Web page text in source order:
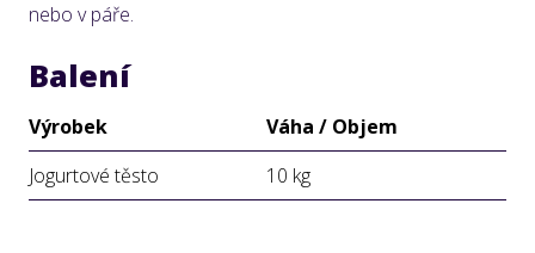
nebo v páře.
Balení
Výrobek
Váha / Objem
Jogurtové těsto
10 kg